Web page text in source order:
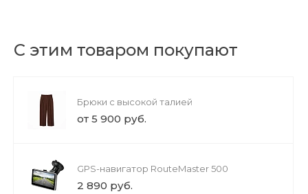
С этим товаром покупают
Брюки с высокой талией
от 5 900 руб.
GPS-навигатор RouteMaster 500
2 890 руб.